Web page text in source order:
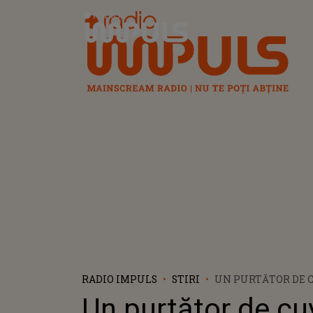
Radio Impuls
RADIO IMPULS STIRI
UN PURTĂTOR DE
DESPRE